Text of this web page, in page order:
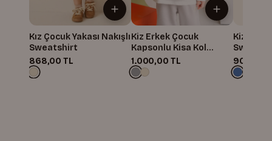
Kız Çocuk Yakası Nakışlı
Sweatshirt
868,00 TL
Kiz Erkek Çocuk
Kapsonlu Kisa Kol
Sweatshirt
1.000,00 TL
Kiz
900,00